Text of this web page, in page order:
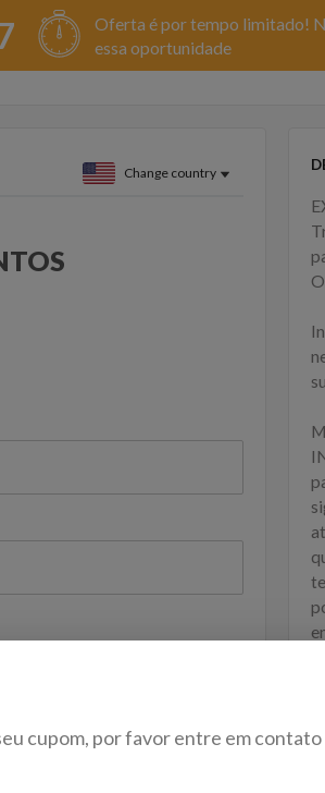
Oferta é por tempo limitado!
essa oportunidade
Change country
cupom, por favor entre em contato